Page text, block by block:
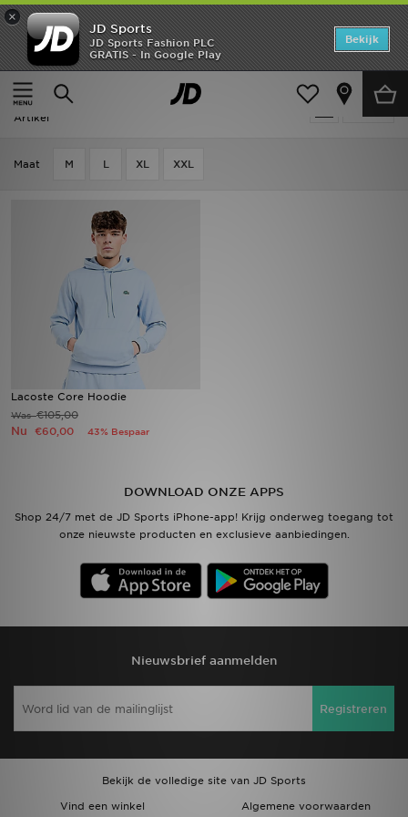
×
JD Sports
JD Sports Fashion PLC
GRATIS - In Google Play
Bekijk
Thuis
Heren Herenkleding Hoodies
Heren - Blauw Lacoste Hoodies
Artikel
Maat M L XL XXL
Lacoste Core Hoodie
Was€105,00
Nu €60,00 43% Bespaar
DOWNLOAD ONZE APPS
Shop 24/7 met de JD Sports iPhone-app! Krijg onderweg toegang tot
onze nieuwste producten en exclusieve aanbiedingen.
Nieuwsbrief aanmelden
Registreren
Bekijk de volledige site van JD Sports
Vind een winkel
Algemene voorwaarden
Home
Offers
New In
Voetbal
Bestelling traceren
Mijn JD
Klantenservice